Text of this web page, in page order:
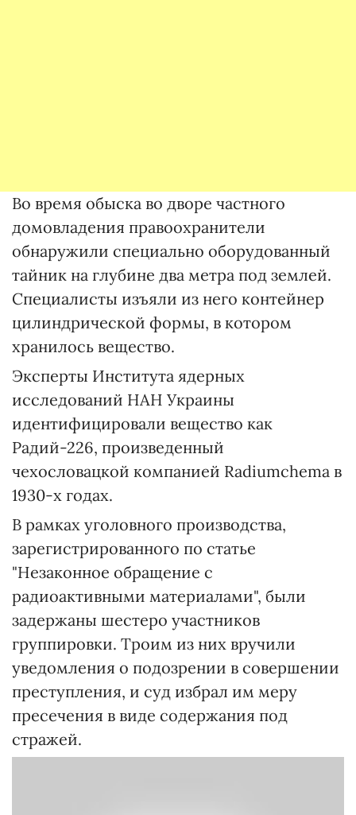
Во время обыска во дворе частного
домовладения правоохранители
обнаружили специально оборудованный
тайник на глубине два метра под землей.
Специалисты изъяли из него контейнер
цилиндрической формы, в котором
хранилось вещество.
Эксперты Института ядерных
исследований НАН Украины
идентифицировали вещество как
Радий-226, произведенный
чехословацкой компанией Radiumchema в
1930-х годах.
В рамках уголовного производства,
зарегистрированного по статье
"Незаконное обращение с
радиоактивными материалами", были
задержаны шестеро участников
группировки. Троим из них вручили
уведомления о подозрении в совершении
преступления, и суд избрал им меру
пресечения в виде содержания под
стражей.